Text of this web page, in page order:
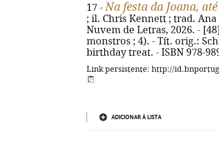
17 -Na festa da Joana,
; il. Chris Kennett ; trad. Ana
Nuvem de Letras, 2026. -
monstros ; 4). - Tít. orig.:
birthday treat. - ISBN 978-
Link persistente: http://
ADICIONAR À LISTA